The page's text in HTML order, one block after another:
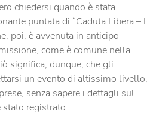
chiedersi quando è stata
puntata di “Caduta Libera – I
poi, è avvenuta in anticipo
come è comune nella
significa, dunque, che gli
un evento di altissimo livello,
senza sapere i dettagli sul
registrato.